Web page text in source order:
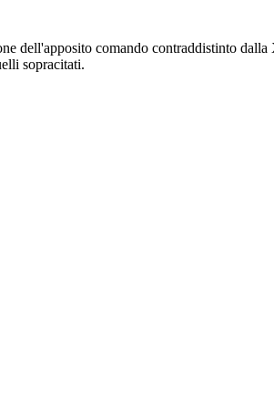
dell'apposito comando contraddistinto
sopracitati.